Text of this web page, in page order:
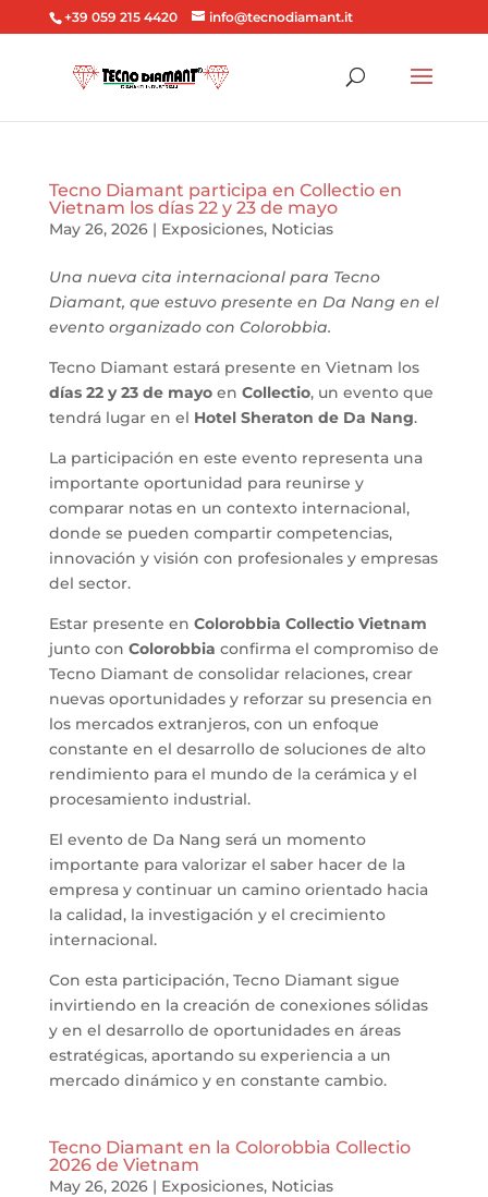
+39 059 215 4420 info@tecnodiamant.it
Tecno Diamant participa en Collectio en
Vietnam los días 22 y 23 de mayo
May 26, 2026| Exposiciones, Noticias
Una nueva cita internacional para Tecno
Diamant, que estuvo presente en Da Nang en el
evento organizado con Colorobbia.
Tecno Diamant estará presente en Vietnam los
días 22 y 23 de mayoen Collectio, un evento que
tendrá lugar en el Hotel Sheraton de Da Nang.
La participación en este evento representa una
importante oportunidad para reunirse y
comparar notas en un contexto internacional,
donde se pueden compartir competencias,
innovación y visión con profesionales y empresas
del sector.
Estar presente en Colorobbia Collectio Vietnam
junto con Colorobbia confirma el compromiso de
Tecno Diamant de consolidar relaciones, crear
nuevas oportunidades y reforzar su presencia en
los mercados extranjeros, con un enfoque
constante en el desarrollo de soluciones de alto
rendimiento para el mundo de la cerámica y el
procesamiento industrial.
El evento de Da Nang será un momento
importante para valorizar el saber hacer de la
empresa y continuar un camino orientado hacia
la calidad, la investigación y el crecimiento
internacional.
Con esta participación, Tecno Diamant sigue
invirtiendo en la creación de conexiones sólidas
y en el desarrollo de oportunidades en áreas
estratégicas, aportando su experiencia a un
mercado dinámico y en constante cambio.
Tecno Diamant en la Colorobbia Collectio
2026 de Vietnam
May 26, 2026| Exposiciones, Noticias